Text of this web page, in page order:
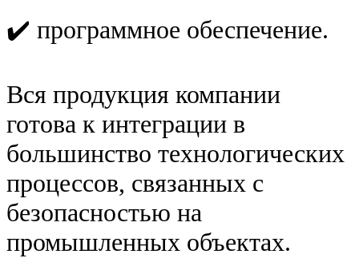
✔️ программное обеспечение.
Вся продукция компании
готова к интеграции в
большинство технологических
процессов, связанных с
безопасностью на
промышленных объектах.